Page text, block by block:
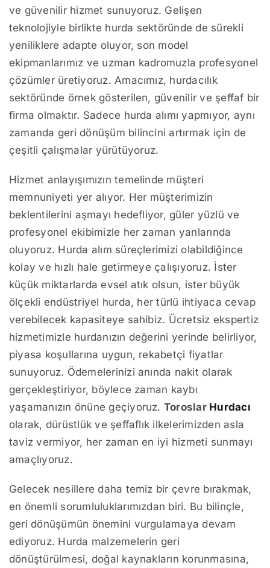
ve güvenilir hizmet sunuyoruz. Gelişen
teknolojiyle birlikte hurda sektöründe de sürekli
yeniliklere adapte oluyor, son model
ekipmanlarımız ve uzman kadromuzla profesyonel
çözümler üretiyoruz. Amacımız, hurdacılık
sektöründe örnek gösterilen, güvenilir ve şeffaf bir
firma olmaktır. Sadece hurda alımı yapmıyor, aynı
zamanda geri dönüşüm bilincini artırmak için de
çeşitli çalışmalar yürütüyoruz.
Hizmet anlayışımızın temelinde müşteri
memnuniyeti yer alıyor. Her müşterimizin
beklentilerini aşmayı hedefliyor, güler yüzlü ve
profesyonel ekibimizle her zaman yanlarında
oluyoruz. Hurda alım süreçlerimizi olabildiğince
kolay ve hızlı hale getirmeye çalışıyoruz. İster
küçük miktarlarda evsel atık olsun, ister büyük
ölçekli endüstriyel hurda, her türlü ihtiyaca cevap
verebilecek kapasiteye sahibiz. Ücretsiz ekspertiz
hizmetimizle hurdanızın değerini yerinde belirliyor,
piyasa koşullarına uygun, rekabetçi fiyatlar
sunuyoruz. Ödemelerinizi anında nakit olarak
gerçekleştiriyor, böylece zaman kaybı
yaşamanızın önüne geçiyoruz. Toroslar Hurdacı
olarak, dürüstlük ve şeffaflık ilkelerimizden asla
taviz vermiyor, her zaman en iyi hizmeti sunmayı
amaçlıyoruz.
Gelecek nesillere daha temiz bir çevre bırakmak,
en önemli sorumluluklarımızdan biri. Bu bilinçle,
geri dönüşümün önemini vurgulamaya devam
ediyoruz. Hurda malzemelerin geri
dönüştürülmesi, doğal kaynakların korunmasına,